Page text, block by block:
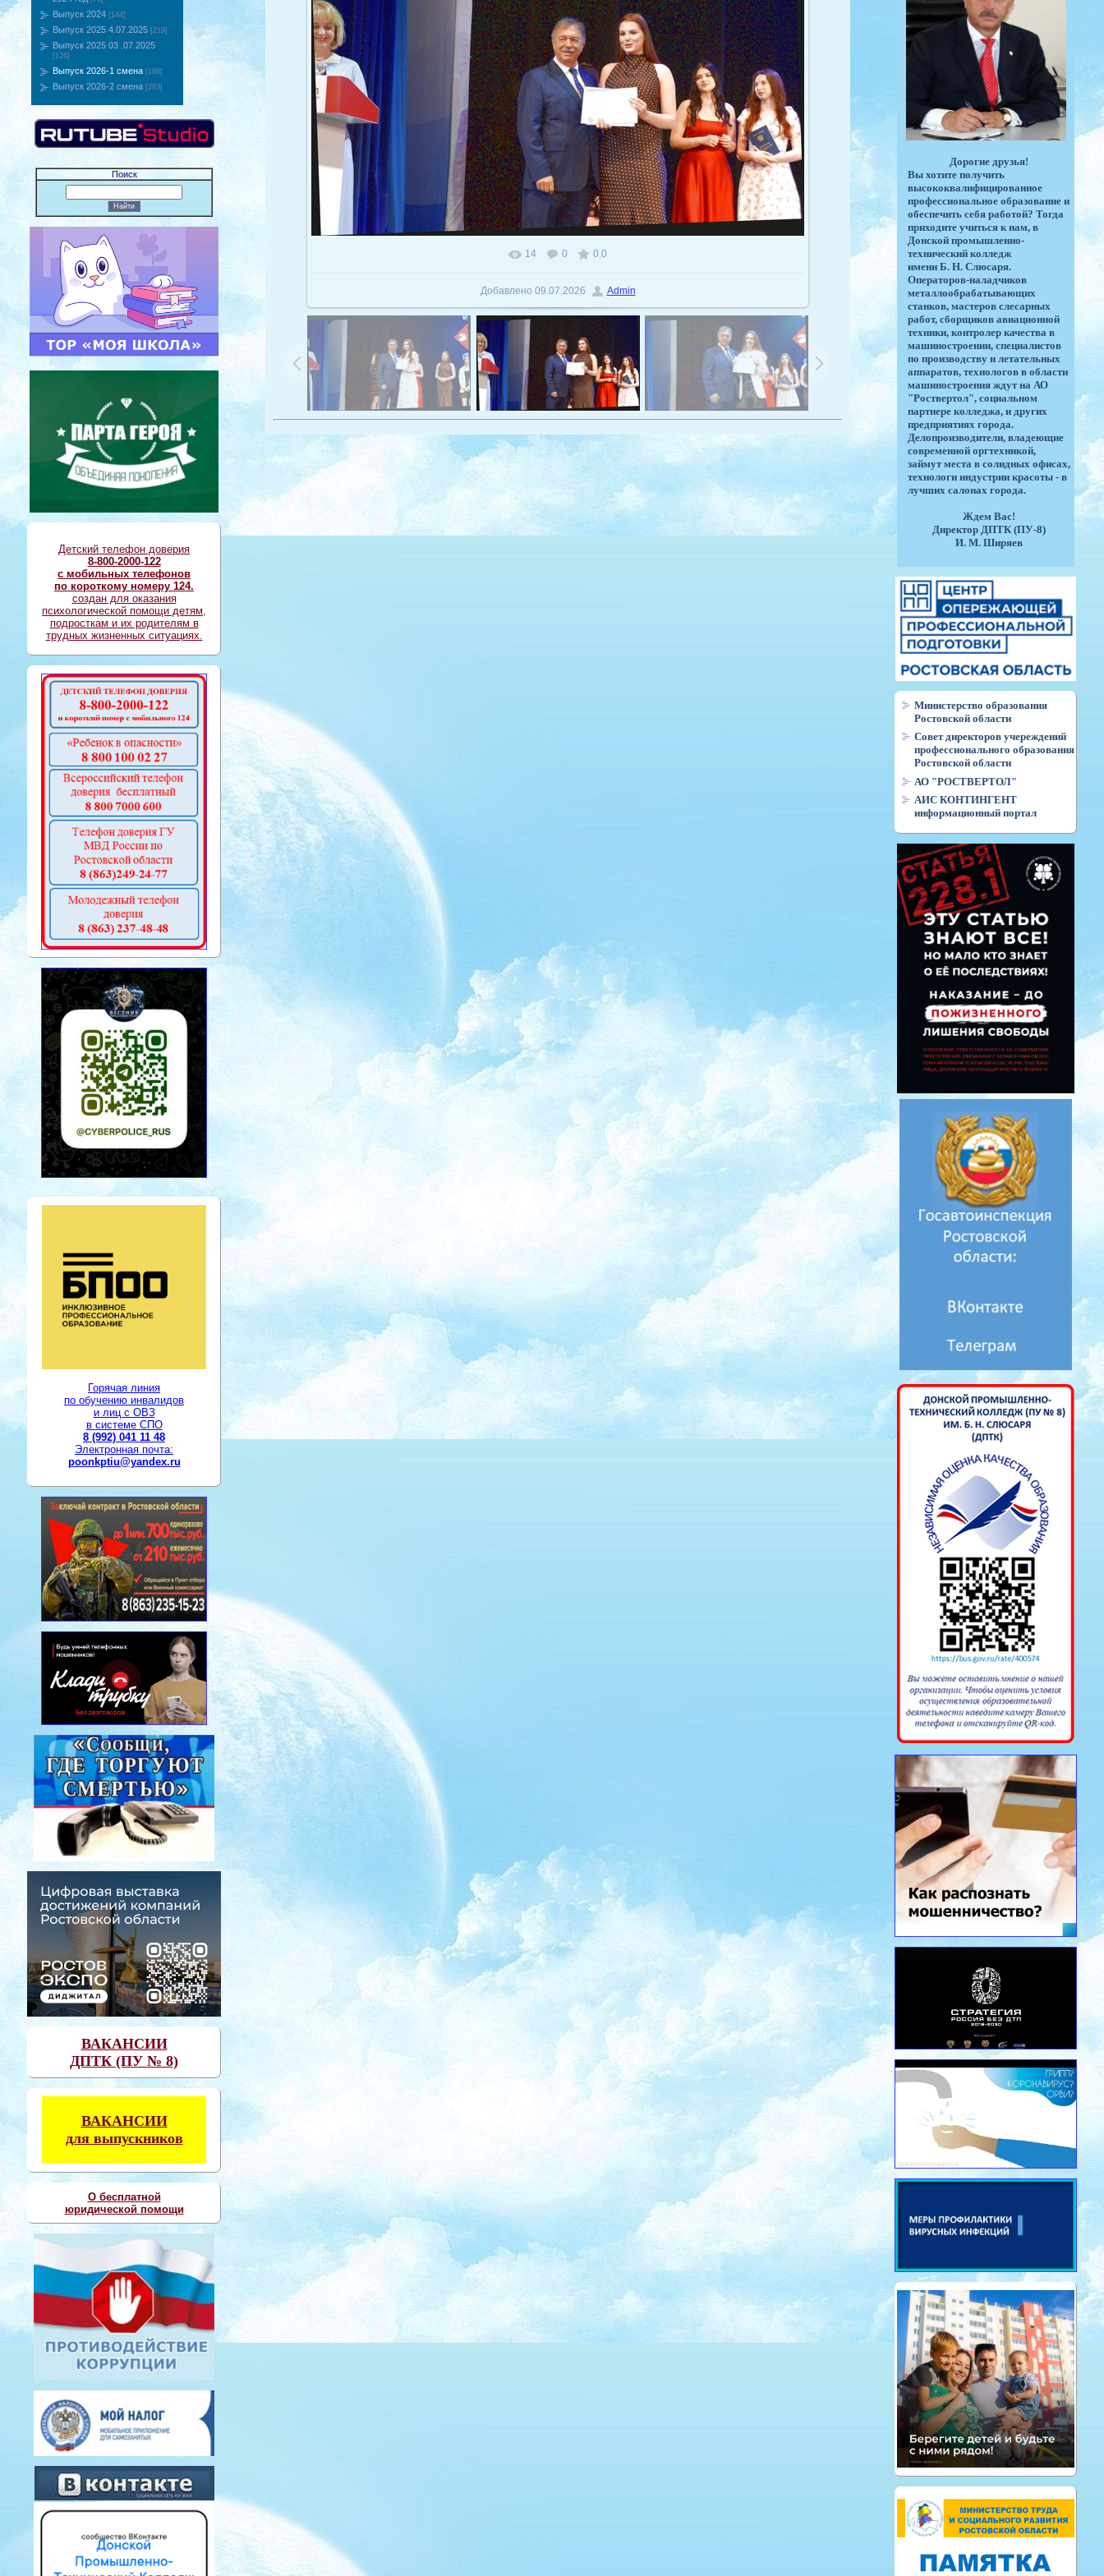
Выпуск 2024 [144]
Выпуск 2025 4.07.2025 [219]
Выпуск 2025 03 .07.2025
[126]
Выпуск 2026-1 смена [168]
Выпуск 2026-2 смена [293]
Поиск
Детский телефон доверия
8-800-2000-122
с мобильных телефонов
по короткому номеру 124.
создан для оказания
психологической помощи детям,
подросткам и их родителям в
трудных жизненных ситуациях.
Горячая линия
по обучению инвалидов
и лиц с ОВЗ
в системе СПО
8 (992) 041 11 48
Электронная почта:
poonkptiu@yandex.ru
ВАКАНСИИ
ДПТК (ПУ № 8)
ВАКАНСИИ
для выпускников
О бесплатной
юридической помощи
В реальном размере 1024x599
14 0 0.0
Добавлено 09.07.2026 Admin
Дорогие друзья!
Вы хотите получить
высококвалифицированное
профессиональное образование и
обеспечить себя работой? Тогда
приходите учиться к нам, в
Донской промышленно-
технический колледж
имени Б. Н. Слюсаря.
Операторов-наладчиков
металлообрабатывающих
станков, мастеров слесарных
работ, сборщиков авиационной
техники, контролер качества в
машиностроении, специалистов
по производству и летательных
аппаратов, технологов в области
машиностроения ждут на АО
"Роствертол", социальном
партнере колледжа, и других
предприятиях города.
Делопроизводители, владеющие
современной оргтехникой,
займут места в солидных офисах,
технологи индустрии красоты - в
лучших салонах города.
Ждем Вас!
Директор ДПТК (ПУ-8)
И. М. Ширяев
Министерство образования
Ростовской области
Совет директоров учереждений
профессионального образования
Ростовской области
АО "РОСТВЕРТОЛ"
АИС КОНТИНГЕНТ
информационный портал